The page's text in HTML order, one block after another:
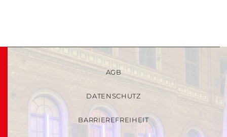
AGB
DATENSCHUTZ
BARRIEREFREIHEIT